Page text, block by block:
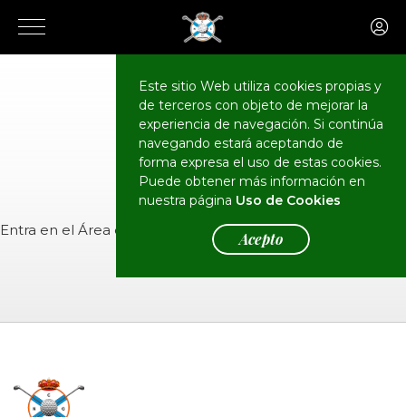
Este sitio Web utiliza cookies propias y
de terceros con objeto de mejorar la
experiencia de navegación. Si continúa
navegando estará aceptando de
forma expresa el uso de estas cookies.
Puede obtener más información en
nuestra página Uso de Cookies
Acepto
CALENDARIO
Eventos
Entra en el Área de Socios para ver el evento.